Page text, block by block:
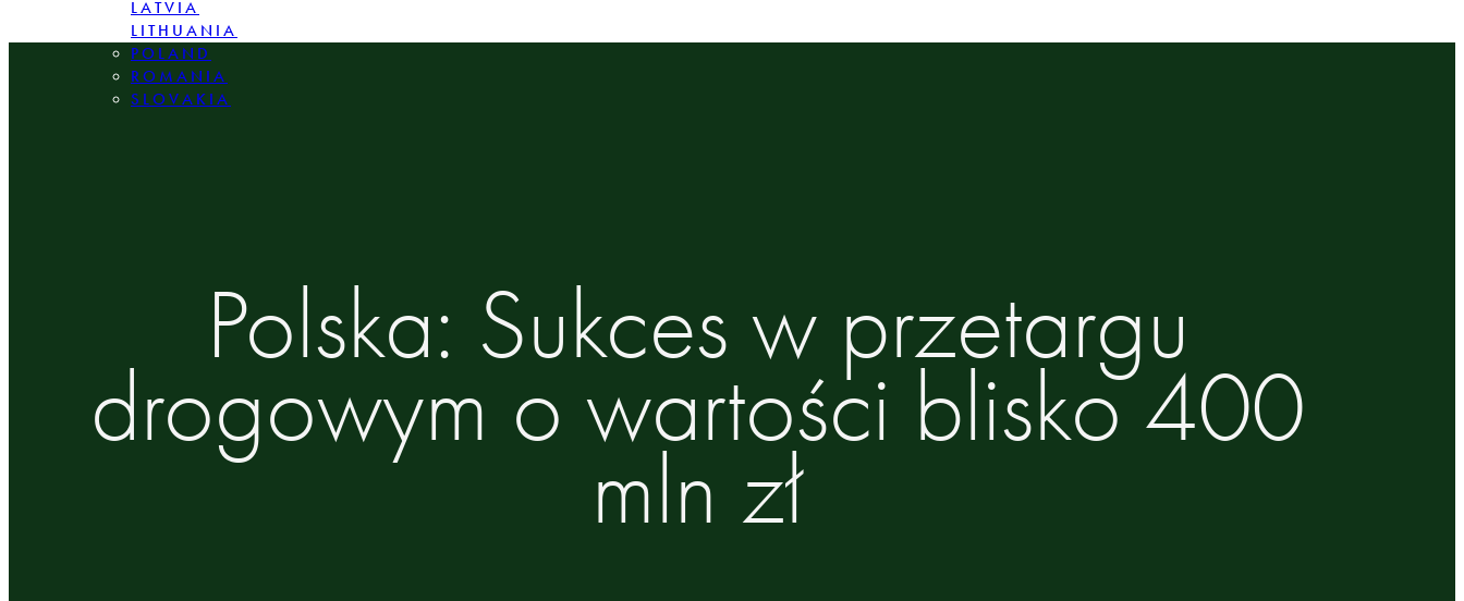
LATVIA
LITHUANIA
POLAND
ROMANIA
SLOVAKIA
Polska: Sukces w przetargu
drogowym o wartości blisko 400
mln zł